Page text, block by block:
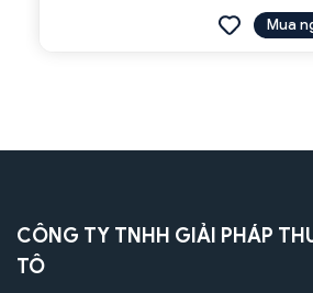
Mua
CÔNG TY TNHH GIẢI PHÁP
TÔ